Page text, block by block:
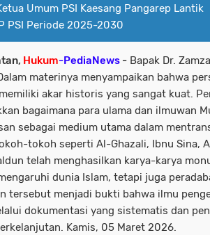
Umum PSI Kaesang Pangarep Lantik
PSI Periode 2025-2030
Hukum-PediaNews - Bapak Dr.
materinya menyampaikan bahwa
akar historis yang sangat kuat.
bagaimana para ulama dan ilmuwan
sebagai medium utama dalam
tokoh seperti Al-Ghazali, Ibnu Sina,
telah menghasilkan karya-karya
dunia Islam, tetapi juga
tersebut menjadi bukti bahwa ilmu
dokumentasi yang sistematis dan
Kamis, 05 Maret 2026.